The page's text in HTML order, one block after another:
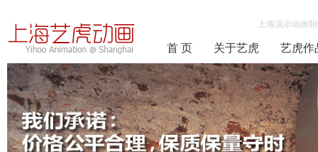
上海演示动画
首 页 关于艺虎 艺虎作